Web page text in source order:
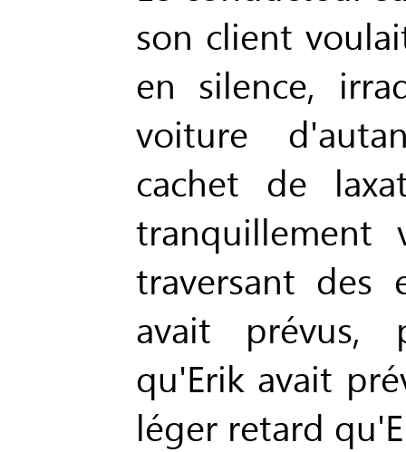
son client
en silence,
voiture
cachet de
tranquillement
traversant des
avait prévus,
qu'Erik avait
léger retard